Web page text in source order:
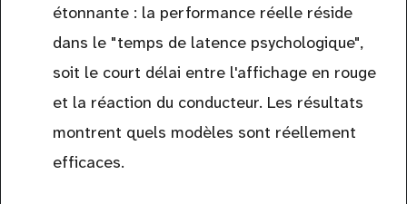
étonnante : la performance réelle réside
dans le "temps de latence psychologique",
soit le court délai entre l'affichage en rouge
et la réaction du conducteur. Les résultats
montrent quels modèles sont réellement
efficaces.